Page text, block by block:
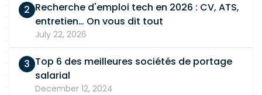
Recherche d'emploi tech en 2026 : CV, ATS,
entretien… On vous dit tout
July 22, 2026
Top 6 des meilleures sociétés de portage
salarial
December 12, 2024